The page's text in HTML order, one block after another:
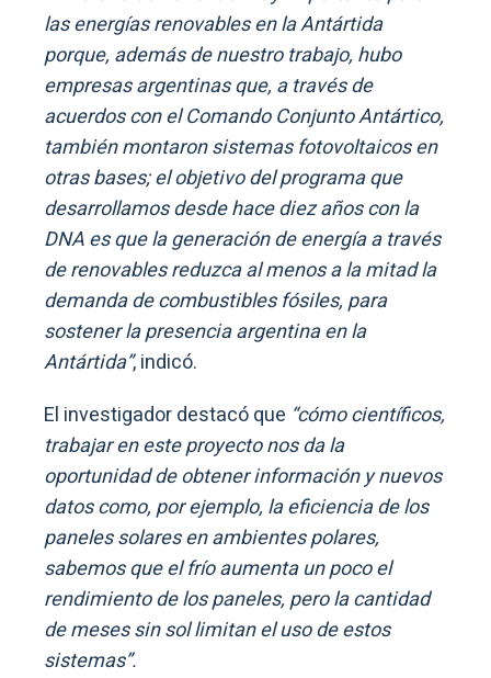
las energías renovables en la Antártida
porque, además de nuestro trabajo, hubo
empresas argentinas que, a través de
acuerdos con el Comando Conjunto Antártico,
también montaron sistemas fotovoltaicos en
otras bases; el objetivo del programa que
desarrollamos desde hace diez años con la
DNA es que la generación de energía a través
de renovables reduzca al menos a la mitad la
demanda de combustibles fósiles, para
sostener la presencia argentina en la
Antártida”, indicó.
El investigador destacó que “cómo científicos,
trabajar en este proyecto nos da la
oportunidad de obtener información y nuevos
datos como, por ejemplo, la eficiencia de los
paneles solares en ambientes polares,
sabemos que el frío aumenta un poco el
rendimiento de los paneles, pero la cantidad
de meses sin sol limitan el uso de estos
sistemas”.